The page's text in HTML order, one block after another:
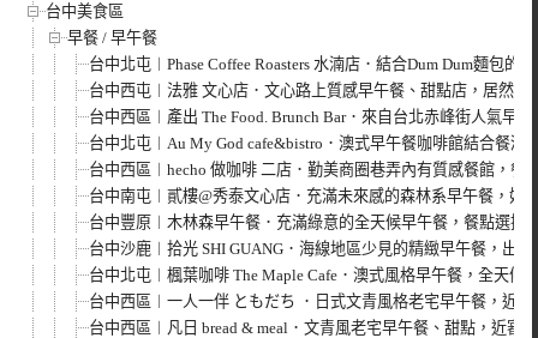
台中美食區
早餐 / 早午餐
台中北屯︱Phase Coffee Roasters 水湳店．結合Dum Dum麵包的
台中西屯︱法雅 文心店．文心路上質感早午餐、甜點店，居然
台中西區︱產出 The Food. Brunch Bar．來自台北赤峰街人氣早
台中北屯︱Au My God cafe&bistro．澳式早午餐咖啡館結合餐酒
台中西區︱hecho 做咖啡 二店．勤美商圈巷弄內有質感餐館，餐
台中南屯︱貳樓@秀泰文心店．充滿未來感的森林系早午餐，好
台中豐原︱木林森早午餐．充滿綠意的全天候早午餐，餐點選擇
台中沙鹿︱拾光 SHI GUANG．海線地區少見的精緻早午餐，出
台中北屯︱楓葉咖啡 The Maple Cafe．澳式風格早午餐，全天
台中西區︱一人一伴 ともだち ．日式文青風格老宅早午餐，近台
台中西區︱凡日 bread & meal．文青風老宅早午餐、甜點，近審